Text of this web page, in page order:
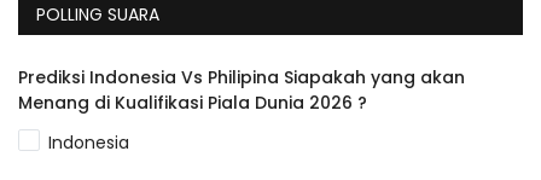
POLLING SUARA
Prediksi Indonesia Vs Philipina Siapakah yang akan
Menang di Kualifikasi Piala Dunia 2026 ?
Indonesia